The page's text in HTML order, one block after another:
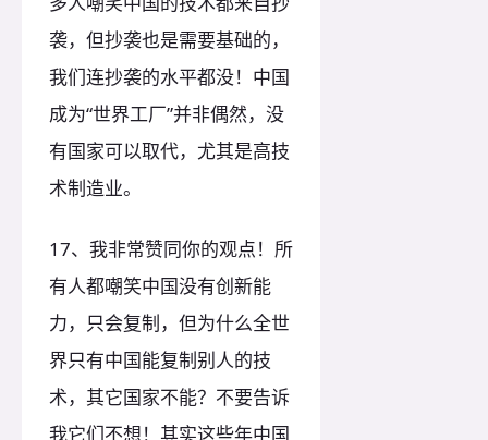
袭，但抄袭也是需要基础的，
我们连抄袭的水平都没！中国
成为“世界工厂”并非偶然，没
有国家可以取代，尤其是高技
术制造业。
17、我非常赞同你的观点！所
有人都嘲笑中国没有创新能
力，只会复制，但为什么全世
界只有中国能复制别人的技
术，其它国家不能？不要告诉
我它们不想！其实这些年中国